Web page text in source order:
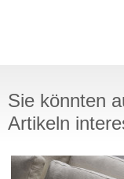
Sie könnten
Artikeln